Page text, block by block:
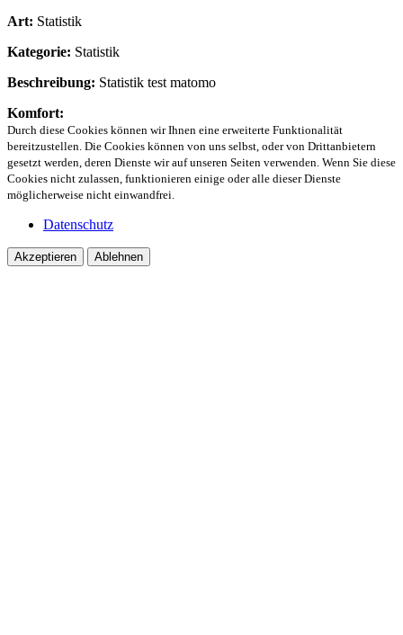
Art: Statistik
Kategorie: Statistik
Beschreibung: Statistik test matomo
Komfort:
Durch diese Cookies können wir Ihnen eine erweiterte Funktionalität
bereitzustellen. Die Cookies können von uns selbst, oder von Drittanbietern
gesetzt werden, deren Dienste wir auf unseren Seiten verwenden. Wenn Sie diese
Cookies nicht zulassen, funktionieren einige oder alle dieser Dienste
möglicherweise nicht einwandfrei.
Datenschutz
Akzeptieren Ablehnen